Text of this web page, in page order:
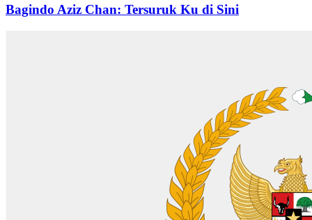
Bagindo Aziz Chan: Tersuruk Ku di Sini